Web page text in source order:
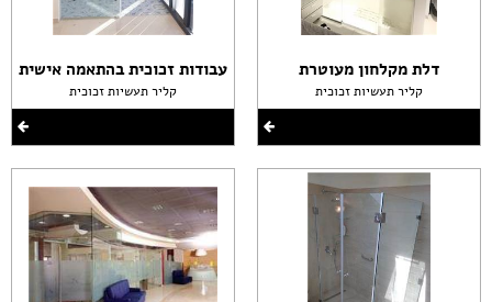
דלת מקלחון מעוטרת
קליר תעשיות זכוכית
עבודות זכוכית בהתאמה אישית
קליר תעשיות זכוכית